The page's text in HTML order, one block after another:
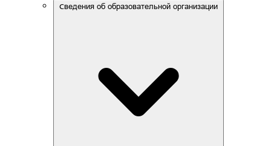
Сведения об образовательной организации